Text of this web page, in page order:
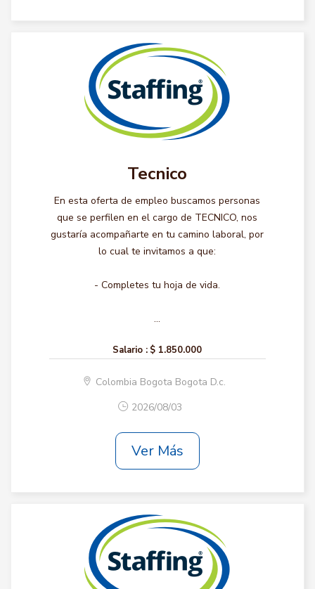
Tecnico
En esta oferta de empleo buscamos personas
que se perfilen en el cargo de TECNICO, nos
gustaría acompañarte en tu camino laboral, por
lo cual te invitamos a que:
- Completes tu hoja de vida.
...
Salario : $ 1.850.000
Colombia Bogota Bogota D.c.
2026/08/03
Ver Más